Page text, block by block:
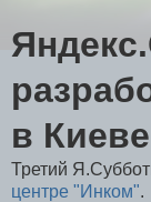
в
Третий
центре "Инком".